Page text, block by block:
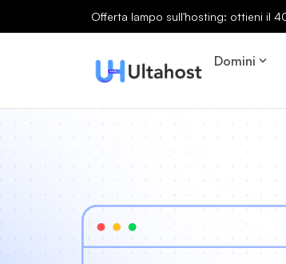
Offerta lampo sull'hosting: ottieni il
Domini